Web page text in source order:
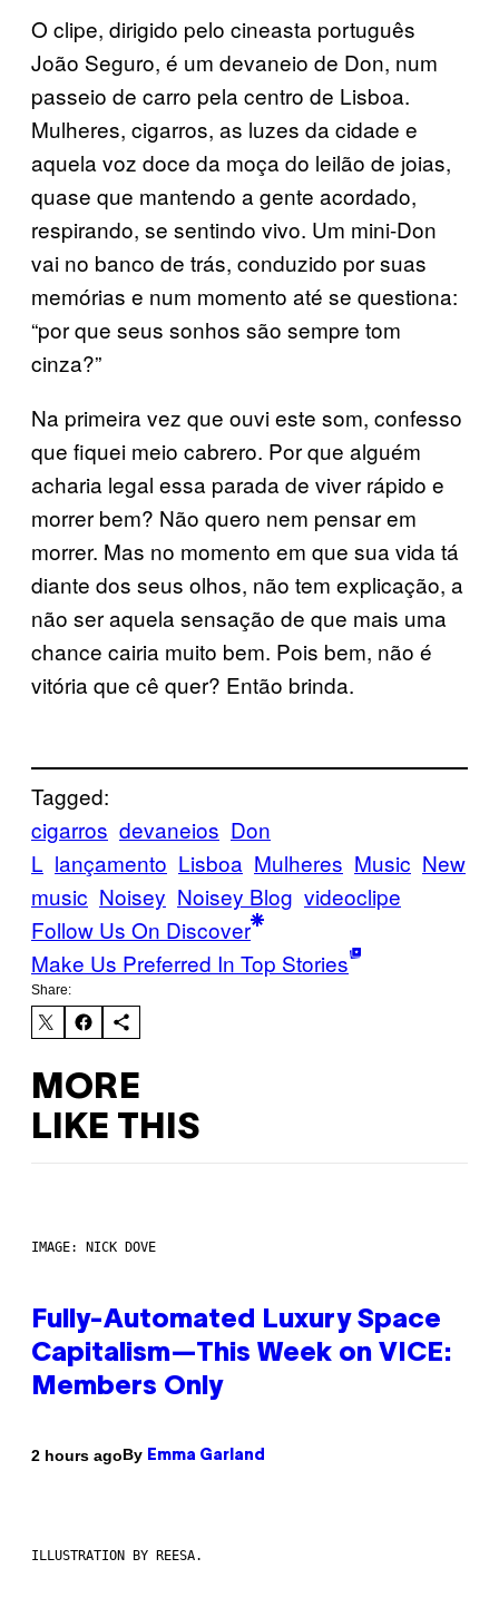
O clipe, dirigido pelo cineasta português
João Seguro, é um devaneio de Don, num
passeio de carro pela centro de Lisboa.
Mulheres, cigarros, as luzes da cidade e
aquela voz doce da moça do leilão de joias,
quase que mantendo a gente acordado,
respirando, se sentindo vivo. Um mini-Don
vai no banco de trás, conduzido por suas
memórias e num momento até se questiona:
“por que seus sonhos são sempre tom
cinza?”
Na primeira vez que ouvi este som, confesso
que fiquei meio cabrero. Por que alguém
acharia legal essa parada de viver rápido e
morrer bem? Não quero nem pensar em
morrer. Mas no momento em que sua vida tá
diante dos seus olhos, não tem explicação, a
não ser aquela sensação de que mais uma
chance cairia muito bem. Pois bem, não é
vitória que cê quer? Então brinda.
Tagged:
cigarros devaneios Don
L lançamento Lisboa Mulheres Music New
music Noisey Noisey Blog videoclipe
Follow Us On Discover
Make Us Preferred In Top Stories
Share:
MORE
LIKE THIS
IMAGE: NICK DOVE
Fully-Automated Luxury Space
Capitalism—This Week on VICE:
Members Only
2 hours agoBy Emma Garland
ILLUSTRATION BY REESA.